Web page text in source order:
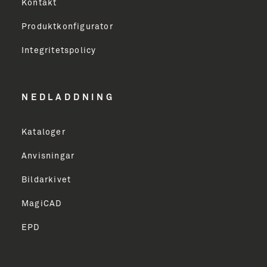
Email Address
Kontakt
Produktkonfigurator
Integritetspolicy
NEDLADDNING
Kataloger
Anvisningar
Bildarkivet
MagiCAD
EPD